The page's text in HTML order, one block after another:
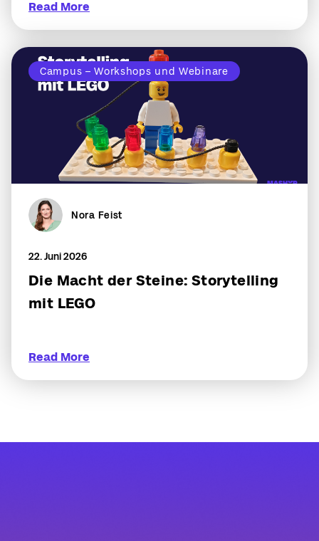
Read More
Campus – Workshops und Webinare
Nora Feist
22. Juni 2026
Die Macht der Steine: Storytelling
mit LEGO
Read More